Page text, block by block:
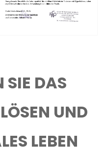
SIE DAS
UND
LEBEN